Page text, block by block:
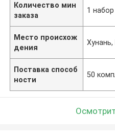
Количество мин
заказа
1 набор
Место происхож
дения
Хунань,
Поставка способ
ности
50